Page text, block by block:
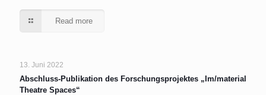
Read more
13. Juni 2022
Abschluss-Publikation des Forschungsprojektes „Im/material
Theatre Spaces“